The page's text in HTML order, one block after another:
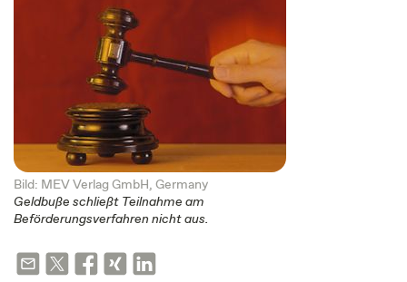
Bild: MEV Verlag GmbH, Germany
Geldbuße schließt Teilnahme am
Beförderungsverfahren nicht aus.